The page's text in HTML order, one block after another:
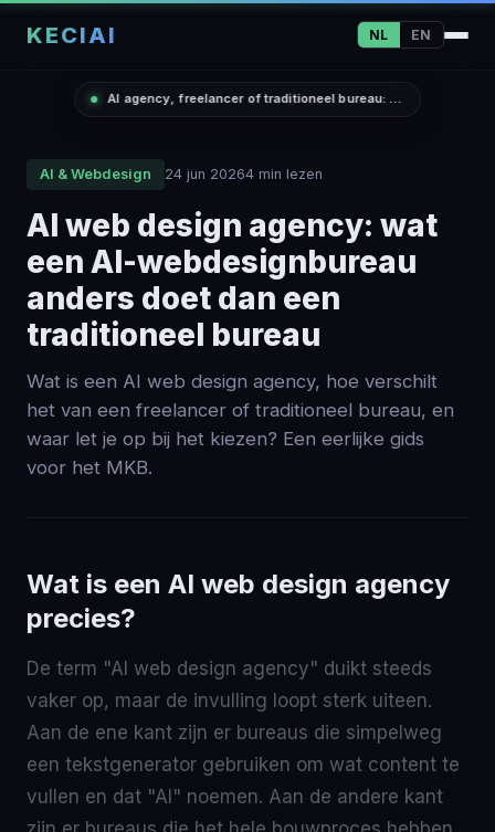
KECIAI NL EN
AI & Webdesign 24 jun 20264 min lezen
AI web design agency: wat
een AI-webdesignbureau
anders doet dan een
traditioneel bureau
Wat is een AI web design agency, hoe verschilt
het van een freelancer of traditioneel bureau, en
waar let je op bij het kiezen? Een eerlijke gids
voor het MKB.
Wat is een AI web design agency
precies?
De term "AI web design agency" duikt steeds
vaker op, maar de invulling loopt sterk uiteen.
Aan de ene kant zijn er bureaus die simpelweg
een tekstgenerator gebruiken om wat content te
vullen en dat "AI" noemen. Aan de andere kant
AI agency, freelancer of traditioneel bureau: de eerlijke vergelijking